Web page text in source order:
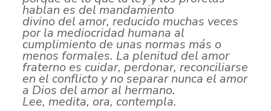
hablan es del mandamiento
divino del amor, reducido muchas veces
por la mediocridad humana al
cumplimiento de unas normas más o
menos formales. La plenitud del amor
fraterno es cuidar, perdonar, reconciliarse
en el conflicto y no separar nunca el amor
a Dios del amor al hermano.
Lee, medita, ora, contempla.